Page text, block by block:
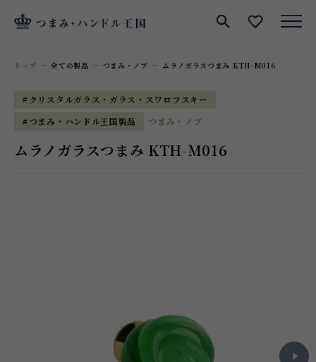
サイト内検索
お気に
トップ 全ての製品 つまみ・ノブ ムラノガラスつまみ KTH-M016
#クリスタルガラス・ガラス・スワロフスキー
#つまみ・ハンドル王国製品
つまみ・ノブ
ムラノガラスつまみ KTH-M016